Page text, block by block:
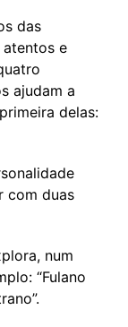
das
e
ajudam a
delas:
com duas
num
“Fulano